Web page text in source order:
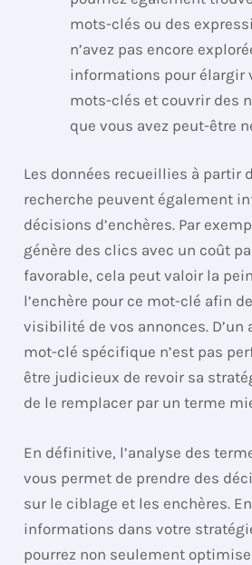
mots-clés ou des
n’avez pas encore
informations pour élargir
mots-clés et couvrir des
que vous avez peut-être
Les données recueillies à partir
recherche peuvent également
décisions d’enchères. Par
génère des clics avec un coût
favorable, cela peut valoir la
l’enchère pour ce mot-clé afin
visibilité de vos annonces. D’un
mot-clé spécifique n’est pas
être judicieux de revoir sa
de le remplacer par un terme
En définitive, l’analyse des
vous permet de prendre des
sur le ciblage et les enchères.
informations dans votre
pourrez non seulement